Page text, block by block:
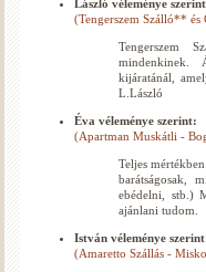
László véleménye
(Tengerszem Szálló**
Tengerszem
mindenkinek.
kijáratánál,
L.László
Éva véleménye szerint:
(Apartman Muskátli -
Teljes
barátságosak,
ebédelni, stb.)
ajánlani tudom.
István véleménye
(Amaretto Szállás -